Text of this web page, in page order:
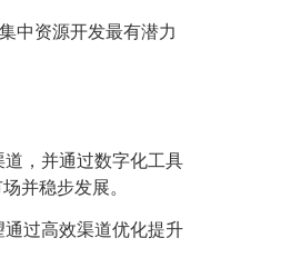
中资源开发最有潜力
，并通过数字化工具
并稳步发展。
通过高效渠道优化提升